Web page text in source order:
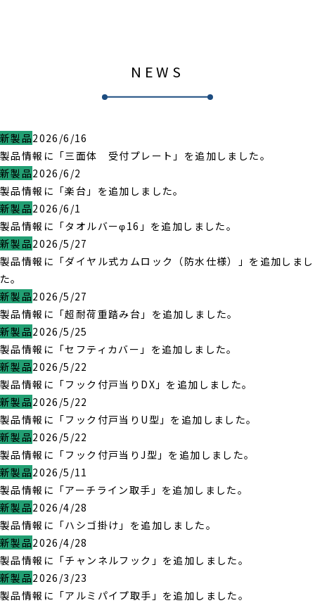
NEWS
新製品2026/6/16
製品情報に「三面体 受付プレート」を追加しました。
新製品2026/6/2
製品情報に「楽台」を追加しました。
新製品2026/6/1
製品情報に「タオルバーφ16」を追加しました。
新製品2026/5/27
製品情報に「ダイヤル式カムロック（防水仕様）」を追加しまし
た。
新製品2026/5/27
製品情報に「超耐荷重踏み台」を追加しました。
新製品2026/5/25
製品情報に「セフティカバー」を追加しました。
新製品2026/5/22
製品情報に「フック付戸当りDX」を追加しました。
新製品2026/5/22
製品情報に「フック付戸当りU型」を追加しました。
新製品2026/5/22
製品情報に「フック付戸当りJ型」を追加しました。
新製品2026/5/11
製品情報に「アーチライン取手」を追加しました。
新製品2026/4/28
製品情報に「ハシゴ掛け」を追加しました。
新製品2026/4/28
製品情報に「チャンネルフック」を追加しました。
新製品2026/3/23
製品情報に「アルミパイプ取手」を追加しました。